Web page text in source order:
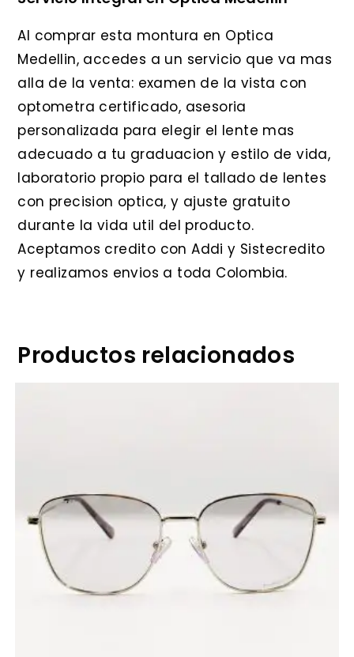
Al comprar esta montura en Optica
Medellin, accedes a un servicio que va mas
alla de la venta: examen de la vista con
optometra certificado, asesoria
personalizada para elegir el lente mas
adecuado a tu graduacion y estilo de vida,
laboratorio propio para el tallado de lentes
con precision optica, y ajuste gratuito
durante la vida util del producto.
Aceptamos credito con Addi y Sistecredito
y realizamos envios a toda Colombia.
Productos relacionados